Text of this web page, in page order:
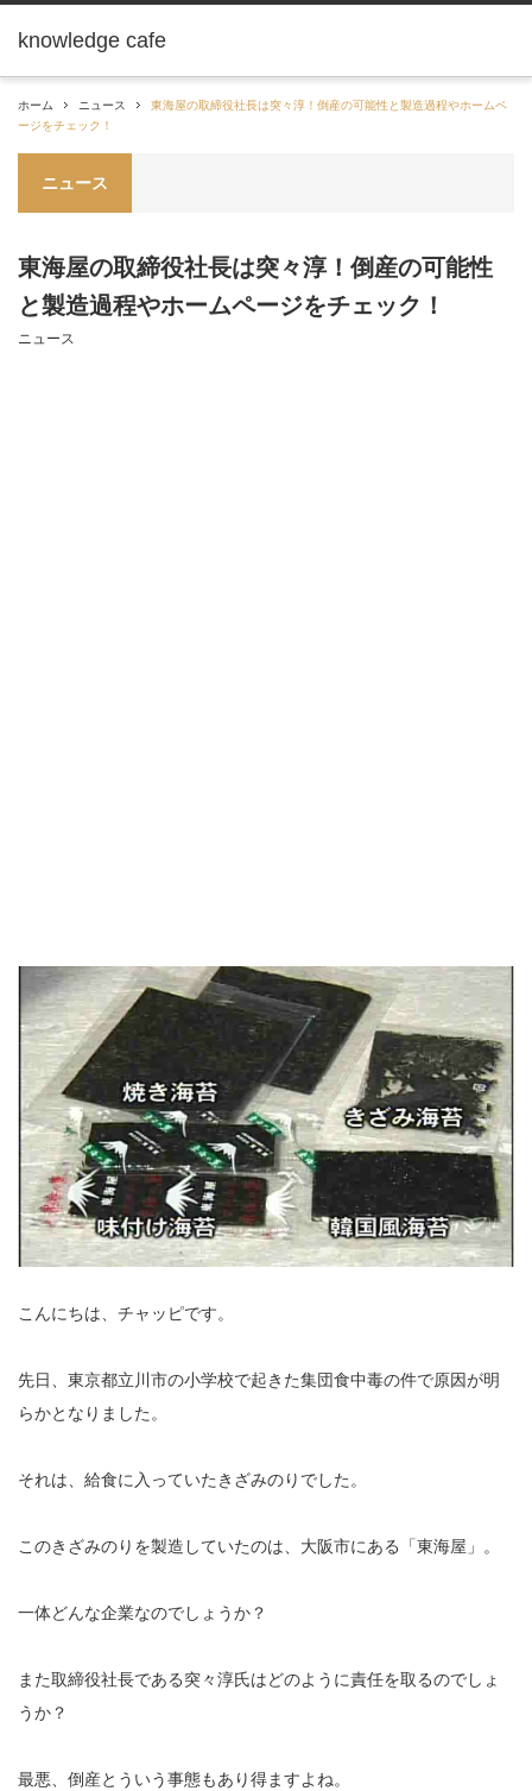
knowledge cafe
ホーム ニュース
東海屋の取締役社長は突々淳！倒産の可能性と製造過程やホームペ
ージをチェック！
ニュース
東海屋の取締役社長は突々淳！倒産の可能性
と製造過程やホームページをチェック！
ニュース
こんにちは、チャッピです。
先日、東京都立川市の小学校で起きた集団食中毒の件で原因が明
らかとなりました。
それは、給食に入っていたきざみのりでした。
このきざみのりを製造していたのは、大阪市にある「東海屋」。
一体どんな企業なのでしょうか？
また取締役社長である突々淳氏はどのように責任を取るのでしょ
うか？
最悪、倒産とういう事態もあり得ますよね。